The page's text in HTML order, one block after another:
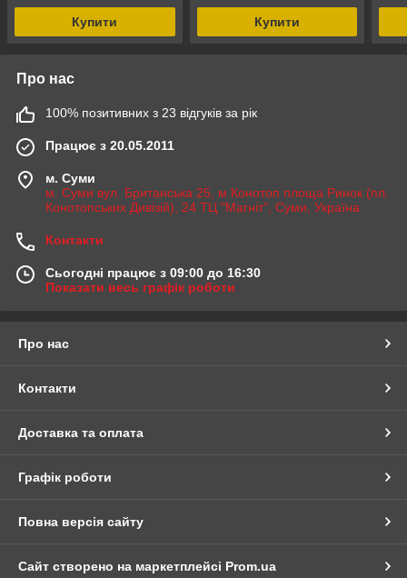
Купити Купити
Про нас
100% позитивних з 23 відгуків за рік
Працює з 20.05.2011
м. Суми
м. Суми вул. Британська 25, м Конотоп площа Ринок (пл.
Конотопських Дивізій), 24 ТЦ "Магніт", Суми, Україна
Контакти
Сьогодні працює з 09:00 до 16:30
Показати весь графік роботи
Про нас
Контакти
Доставка та оплата
Графік роботи
Повна версія сайту
Сайт створено на маркетплейсі Prom.ua